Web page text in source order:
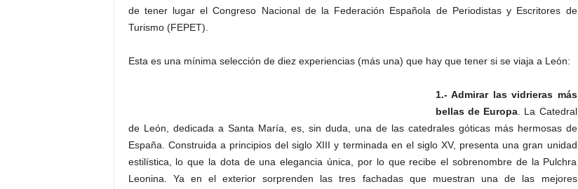
de tener lugar el Congreso Nacional de la Federación Española de Periodistas y Escritores de
Turismo (FEPET).
Esta es una mínima selección de diez experiencias (más una) que hay que tener si se viaja a León:
1.- Admirar las vidrieras más
bellas de Europa . La Catedral
de León, dedicada a Santa María, es, sin duda, una de las catedrales góticas más hermosas de
España. Construida a principios del siglo XIII y terminada en el siglo XV, presenta una gran unidad
estilística, lo que la dota de una elegancia única, por lo que recibe el sobrenombre de la Pulchra
Leonina. Ya en el exterior sorprenden las tres fachadas que muestran una de las mejores